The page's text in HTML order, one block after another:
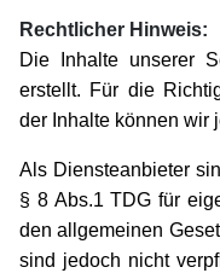
Rechtlicher Hinweis:
Die Inhalte unserer
erstellt. Für die
der Inhalte können wir
Als Diensteanbieter
§ 8 Abs.1 TDG für
den allgemeinen
sind jedoch nicht